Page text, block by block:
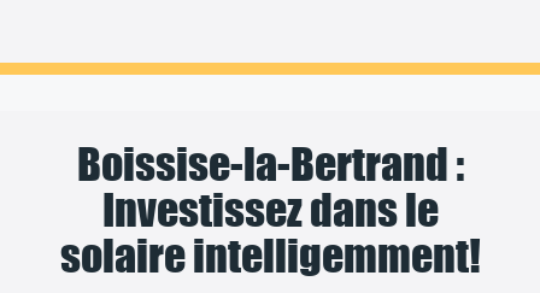
Boissise-la-Bertrand :
Investissez dans le
solaire intelligemment!